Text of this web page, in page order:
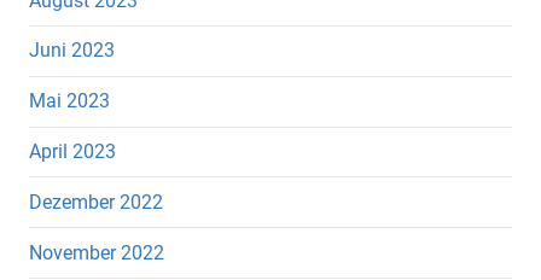
Juni 2023
Mai 2023
April 2023
Dezember 2022
November 2022